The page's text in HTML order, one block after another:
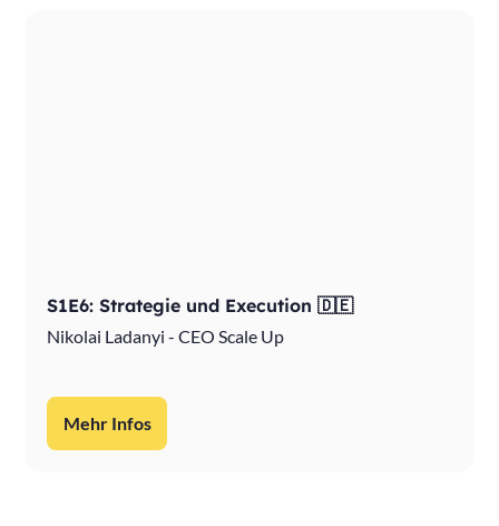
S1E6: Strategie und Execution 🇩🇪
Nikolai Ladanyi - CEO Scale Up
Mehr Infos